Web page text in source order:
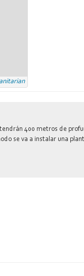
400 metros de
se va a instalar una